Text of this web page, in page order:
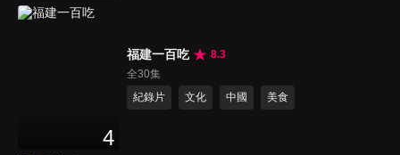
4
福建一百吃
8.3
全30集
紀錄片
文化 中國 美食